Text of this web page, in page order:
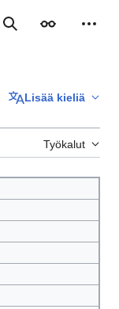
Haku Ulkoasu
Lisää kieliä
Työkalut